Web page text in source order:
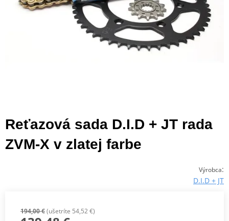
Reťazová sada D.I.D + JT rada
ZVM-X v zlatej farbe
Výrobca:
D.I.D + JT
194,00 €(ušetríte 54,52 €)